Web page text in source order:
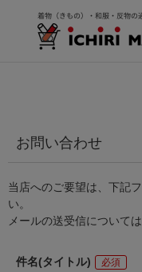
お問い合わせ
当店へのご要望は、下記
い。
メールの送受信については
件名(タイトル)